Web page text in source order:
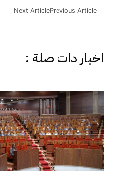
Previous Article
Next Article
اخبار دات صلة :